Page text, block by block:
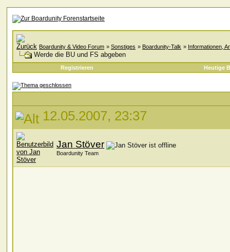
Boardunity & Video Forum » Sonstiges » Boardunity-Talk » Informationen,
Werde die BU und FS abgeben
Registrieren Heutige
12.05.2007, 23:37
Jan Stöver
Boardunity Team